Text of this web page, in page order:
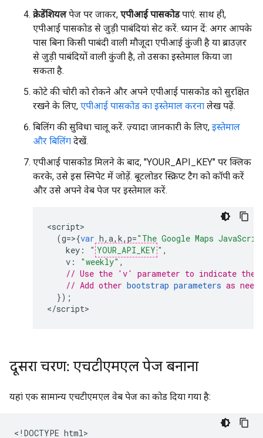
क्रेडेंशियलपेज पर जाकर, एपीआई पासकोडपाएं. साथ ही,
एपीआई पासकोड से जुड़ी पाबंदियां सेट करें. ध्यान दें: अगर आपके
पास बिना किसी पाबंदी वाली मौजूदा एपीआई कुंजी है या ब्राउज़र
से जुड़ी पाबंदियों वाली कुंजी है, तो उसका इस्तेमाल किया जा
सकता है.
कोटे की चोरी को रोकने और अपने एपीआई पासकोड को सुरक्षित
रखने के लिए, एपीआई पासकोड का इस्तेमाल करना लेख पढ़ें.
बिलिंग की सुविधा चालू करें. ज़्यादा जानकारी के लिए, इस्तेमाल
और बिलिंग देखें.
एपीआई पासकोड मिलने के बाद, "YOUR_API_KEY" पर क्लिक
करके, उसे इस स्निपेट में जोड़ें. बूटलोडर स्क्रिप्ट टैग को कॉपी करें
और उसे अपने वेब पेज पर इस्तेमाल करें.
<script
(g=>{var h, a, k, p="The Google Maps
key : " YOUR_API_KEY " ,
v : "weekly" ,
// Use the 'v' parameter to indicate the
// Add other bootstrap parameters as
});
</script>
दूसरा चरण: एचटीएमएल पेज बनाना
यहां एक सामान्य एचटीएमएल वेब पेज का कोड दिया गया है:
<!DOCTYPE html>